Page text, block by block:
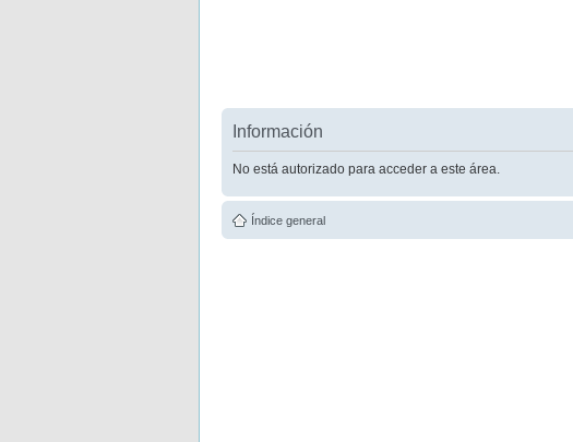
Información
No está autorizado para acceder a este área.
Índice general